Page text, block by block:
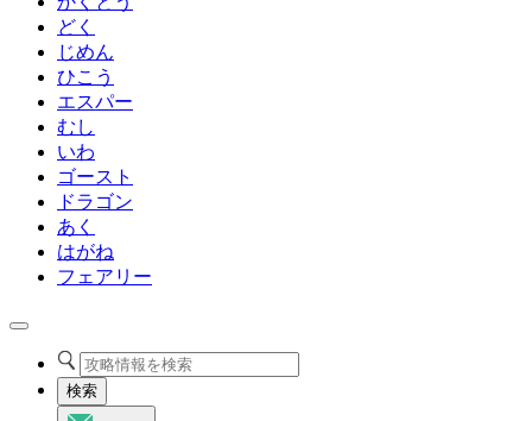
どく
じめん
ひこう
エスパー
むし
いわ
ゴースト
ドラゴン
あく
はがね
フェアリー
検索